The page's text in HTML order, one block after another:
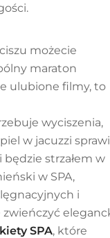
możecie
maraton
ulubione filmy, to
wyciszenia,
w jacuzzi
strzałem w
w SPA,
i
zwieńczyć
SPA, które